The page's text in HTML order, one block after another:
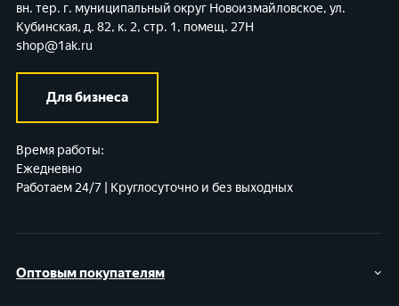
Оптовым покупателям
вн. тер. г. муниципальный округ Новоизмайловское, ул.
Кубинская, д. 82, к. 2, стр. 1, помещ. 27Н
shop@1ak.ru
Для бизнеса
Время работы:
Ежедневно
Работаем 24/7 | Круглосуточно и без выходных